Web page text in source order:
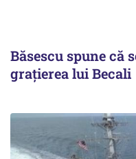
Băsescu spune că
grațierea lui Becali